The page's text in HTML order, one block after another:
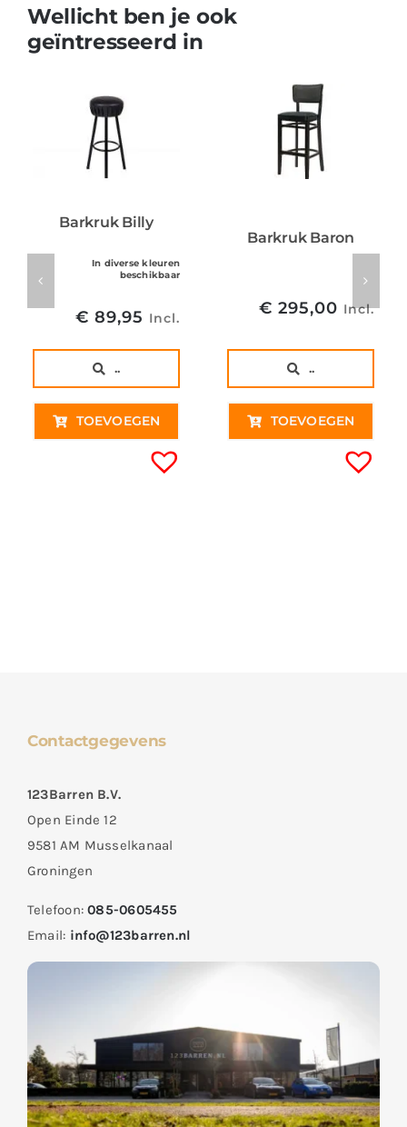
Wellicht ben je ook
geïntresseerd in
Barkruk Billy
In diverse kleuren
beschikbaar
€ 89,95 Incl.
..
TOEVOEGEN
Barkruk Baron
€ 295,00 Incl.
..
TOEVOEGEN
Contactgegevens
123Barren B.V.
Open Einde 12
9581 AM Musselkanaal
Groningen
Telefoon:085-0605455
Email: info@123barren.nl